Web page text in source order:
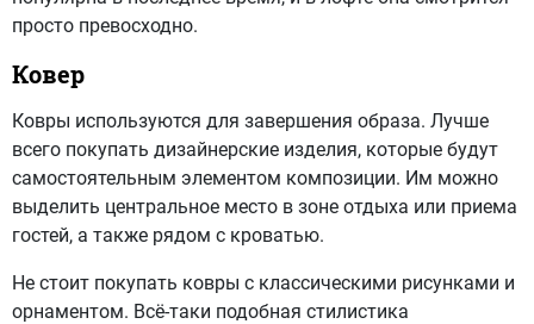
просто превосходно.
Ковер
Ковры используются для завершения образа. Лучше
всего покупать дизайнерские изделия, которые будут
самостоятельным элементом композиции. Им можно
выделить центральное место в зоне отдыха или приема
гостей, а также рядом с кроватью.
Не стоит покупать ковры с классическими рисунками и
орнаментом. Всё-таки подобная стилистика